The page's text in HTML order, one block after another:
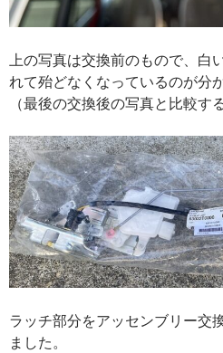
上の写真は交換前のもので、白
れて殆どなくなっているのが分
（最後の交換後の写真と比較す
ラッチ部分をアッセンブリー交
ました。